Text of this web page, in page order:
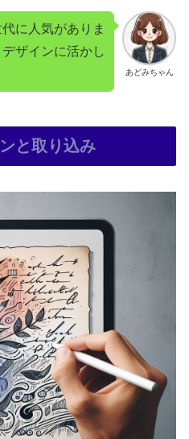
あどみちゃん
に人気がありま
ザインに活かし
と取り込み